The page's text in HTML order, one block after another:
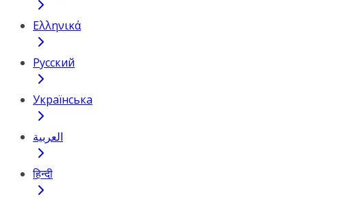
Ελληνικά
Русский
Українська
العربية
हिन्दी